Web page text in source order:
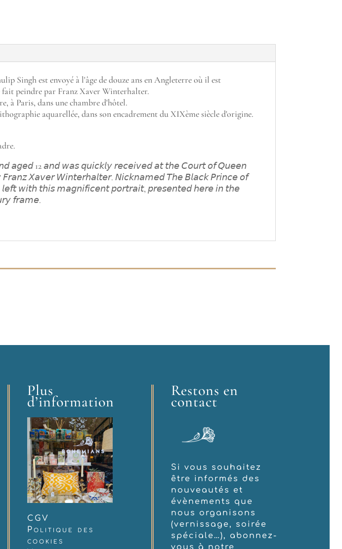
Singh est envoyé à l'âge de douze ans en Angleterre où il est
peindre par Franz Xaver Winterhalter.
à Paris, dans une chambre d'hôtel.
aquarellée, dans son encadrement du XIXème siècle d'origine.
𝘢𝘨𝘦𝘥 12 𝘢𝘯𝘥 𝘸𝘢𝘴 𝘲𝘶𝘪𝘤𝘬𝘭𝘺 𝘳𝘦𝘤𝘦𝘪𝘷𝘦𝘥 𝘢𝘵 𝘵𝘩𝘦 𝘊𝘰𝘶𝘳𝘵 𝘰𝘧 𝘘𝘶𝘦𝘦𝘯
𝘟𝘢𝘷𝘦𝘳 𝘞𝘪𝘯𝘵𝘦𝘳𝘩𝘢𝘭𝘵𝘦𝘳. 𝘕𝘪𝘤𝘬𝘯𝘢𝘮𝘦𝘥 𝘛𝘩𝘦 𝘉𝘭𝘢𝘤𝘬 𝘗𝘳𝘪𝘯𝘤𝘦 𝘰𝘧
𝘸𝘪𝘵𝘩 𝘵𝘩𝘪𝘴 𝘮𝘢𝘨𝘯𝘪𝘧𝘪𝘤𝘦𝘯𝘵 𝘱𝘰𝘳𝘵𝘳𝘢𝘪𝘵, 𝘱𝘳𝘦𝘴𝘦𝘯𝘵𝘦𝘥 𝘩𝘦𝘳𝘦 𝘪𝘯 𝘵𝘩𝘦
𝘧𝘳𝘢𝘮𝘦.
Plus
d’information
CGV
Politique des
cookies
Restons en
contact
Si vous souhaitez
être informés des
nouveautés et
évènements que
nous organisons
(vernissage, soirée
spéciale…), abonnez-